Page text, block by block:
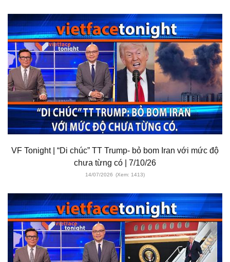
VF Tonight | “Di chúc” TT Trump- bỏ bom Iran với mức độ
chưa từng có | 7/10/26
14/07/2026 (Xem: 1413)